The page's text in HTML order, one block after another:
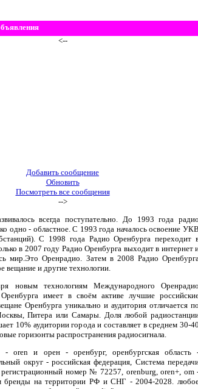
<--
Добавить сообщение
Обновить
Посмотреть все сообщения
-->
всегда поступательно. До 1993 года радио
одно - областное. С 1993 года началось освоение УКВ
С 1998 года Радио Оренбурга переходит
в 2007 году Радио Оренбурга выходит в интернет
мир.Это Оренрадио. Затем в 2008 Радио
вещание и другие технологии.
новым технологиям Международного Оренрадио
имеет в своём активе лучшие
Оренбурга уникально и аудитория отличается по
Питера или Самары. Доля любой
10% аудитории города и составляет в среднем 30-40
горизонты распространения радиосигнала.
- oren и орен - оренбург, оренбургская область
округ - российская федерация, Система
номер № 72257, orenburg, oren+, om
бренды на территории РФ и СНГ - 2004-2028.